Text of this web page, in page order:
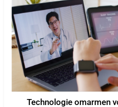
Technologie omarmen